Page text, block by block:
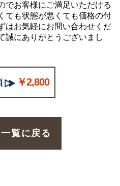
でお客様にご満足いただける
ても状態が悪くても価格の付
はお気軽にお問い合わせくだ
誠にありがとうございまし
￥2,800
覧に戻る